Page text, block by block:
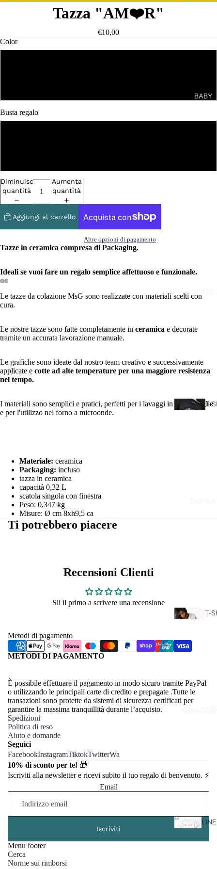
BABY
T-
T-
Tazza "AM❤️R"
€10,00
Color
Busta regalo
Diminuisci
quantità
Aumenta
quantità
Aggiungi al carrello
Altre opzioni di pagamento
Tazze in ceramica compresa di Packaging.
Ideali se vuoi fare un regalo semplice affettuoso e funzionale.
Le tazze da colazione MsG sono realizzate con materiali scelti con
cura.
Le nostre tazze sono fatte completamente in ceramica e decorate
tramite un accurata lavorazione manuale.
Le grafiche sono ideate dal nostro team creativo e successivamente
applicate e cotte ad alte temperature per una maggiore resistenza
nel tempo.
I materiali sono semplici e pratici, perfetti per i lavaggi in lavastoviglie
e per l'utilizzo nel forno a microonde.
Materiale: ceramica
Packaging: incluso
tazza in ceramica
capacità 0,32 L
scatola singola con finestra
Peso: 0,347 kg
Misure: Ø cm 8xh9,5 ca
Ti potrebbero piacere
Recensioni Clienti
Sii il primo a scrivere una recensione
Metodi di pagamento
METODI DI PAGAMENTO
È possibile effettuare il pagamento in modo sicuro tramite PayPal
o utilizzando le principali carte di credito e prepagate .Tutte le
transazioni sono protette da sistemi di sicurezza certificati per
garantire la massima tranquillità durante l’acquisto.
Spedizioni
Politica di reso
Aiuto e domande
Seguici
FacebookInstagramTiktokTwitterWa
10% di sconto per te! 🎁
Iscriviti alla newsletter e ricevi subito il tuo regalo di benvenuto. ⚡️
Email
Iscriviti
Menu footer
Cerca
Norme sui rimborsi